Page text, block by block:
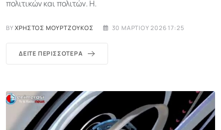
πολιτικών και πολιτών. Η.
BYΧΡΉΣΤΟΣ ΜΟΥΡΤΖΟΎΚΟΣ 30 ΜΑΡΤΊΟΥ 2026 17:25
ΔΕΊΤΕ ΠΕΡΙΣΣΌΤΕΡΑ